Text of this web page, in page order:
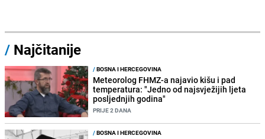
/ Najčitanije
/BOSNA I HERCEGOVINA
Meteorolog FHMZ-a najavio kišu i pad
temperatura: "Jedno od najsvježijih ljeta
posljednjih godina"
PRIJE 2 DANA
/BOSNA I HERCEGOVINA